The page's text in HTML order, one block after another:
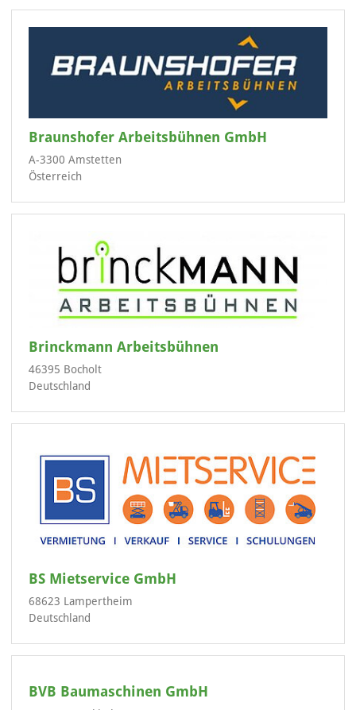
Braunshofer Arbeitsbühnen GmbH
A-3300 Amstetten
Österreich
Brinckmann Arbeitsbühnen
46395 Bocholt
Deutschland
BS Mietservice GmbH
68623 Lampertheim
Deutschland
BVB Baumaschinen GmbH